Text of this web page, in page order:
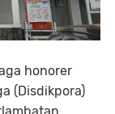
honorer
(Disdikpora)